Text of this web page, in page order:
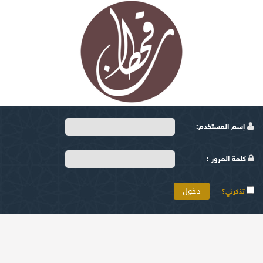
إسم المستخدم:
كلمة المرور :
تذكرني؟